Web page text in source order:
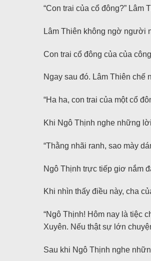
“Con trai của cổ đông?” Lâm
Lâm Thiên không ngờ người
Con trai cổ đông của của
Ngay sau đó. Lâm Thiên chế
“Ha ha, con trai của một cổ
Khi Ngô Thịnh nghe những
“Thằng nhãi ranh, sao mày
Ngô Thịnh trực tiếp giơ nắm
Khi nhìn thấy điều này, cha
“Ngô Thịnh! Hôm nay là tiệc
Xuyên. Nếu thật sự lớn
Sau khi Ngô Thịnh nghe